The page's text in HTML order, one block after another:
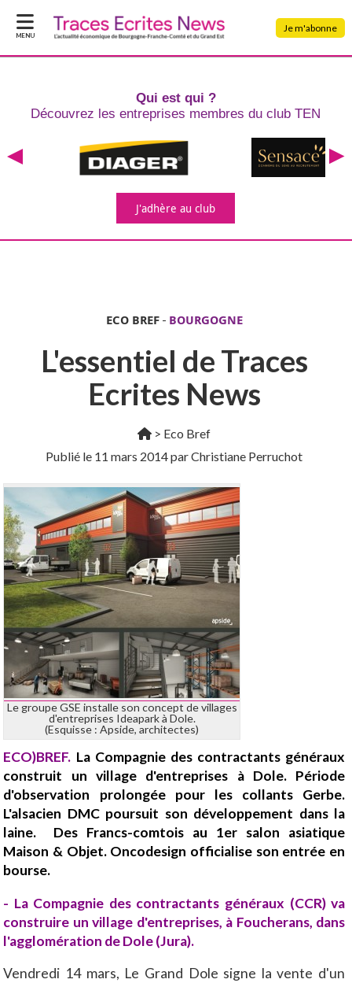
MENU
Je m'abonne
Qui est qui ?
Découvrez les entreprises membres du club TEN
J'adhèreau club
ECO BREF- BOURGOGNE
L'essentiel de Traces
Ecrites News
> Eco Bref
Publié le 11 mars 2014par Christiane Perruchot
Le groupe GSE installe son concept de villages
d'entreprises Ideapark à Dole.
(Esquisse : Apside, architectes)
ECO)BREF. La Compagnie des contractants généraux
construit un village d'entreprises à Dole. Période
d'observation prolongée pour les collants Gerbe.
L'alsacien DMC poursuit son développement dans la
laine. Des Francs-comtois au 1er salon asiatique
Maison & Objet. Oncodesign officialise son entrée en
bourse.
- La Compagnie des contractants généraux (CCR) va
construire un village d'entreprises, à Foucherans, dans
l'agglomération de Dole (Jura).
Vendredi 14 mars, Le Grand Dole signe la vente d'un